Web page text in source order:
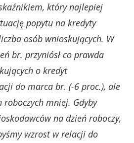
który najlepiej
popytu na kredyty
osób wnioskujących. W
br. przyniósł co prawda
o kredyt
do marca br. (-6 proc.), ale
roboczych mniej. Gdyby
na dzień roboczy,
wzrost w relacji do